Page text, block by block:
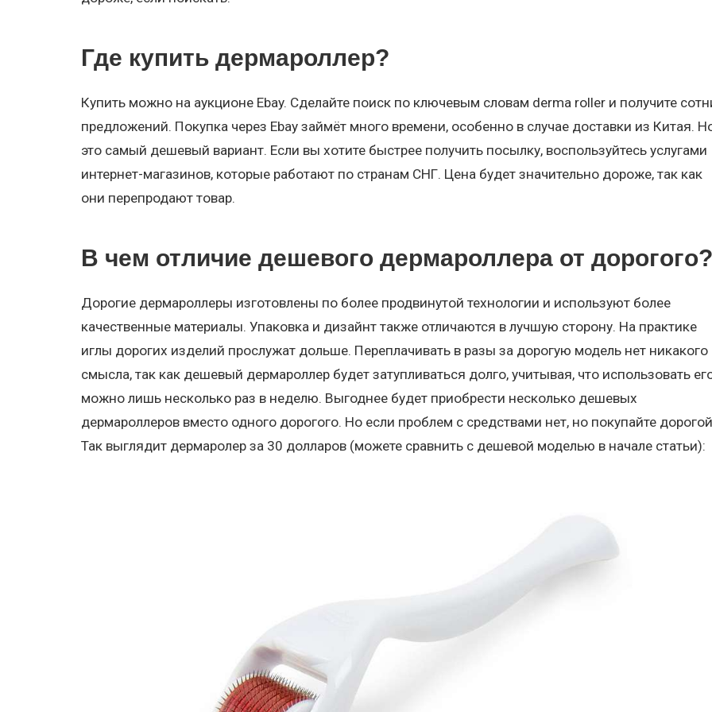
Где купить дермароллер?
Купить можно на аукционе Ebay. Сделайте поиск по ключевым словам derma roller и получите
предложений. Покупка через Ebay займёт много времени, особенно в случае доставки из Китая.
это самый дешевый вариант. Если вы хотите быстрее получить посылку, воспользуйтесь услугами
интернет-магазинов, которые работают по странам СНГ. Цена будет значительно дороже, так как
они перепродают товар.
В чем отличие дешевого дермароллера от дорогого?
Дорогие дермароллеры изготовлены по более продвинутой технологии и используют более
качественные материалы. Упаковка и дизайнт также отличаются в лучшую сторону. На практике
иглы дорогих изделий прослужат дольше. Переплачивать в разы за дорогую модель нет никакого
смысла, так как дешевый дермароллер будет затупливаться долго, учитывая, что использовать
можно лишь несколько раз в неделю. Выгоднее будет приобрести несколько дешевых
дермароллеров вместо одного дорогого. Но если проблем с средствами нет, но покупайте
Так выглядит дермаролер за 30 долларов (можете сравнить с дешевой моделью в начале статьи):